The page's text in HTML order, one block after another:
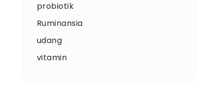
probiotik
Ruminansia
udang
vitamin